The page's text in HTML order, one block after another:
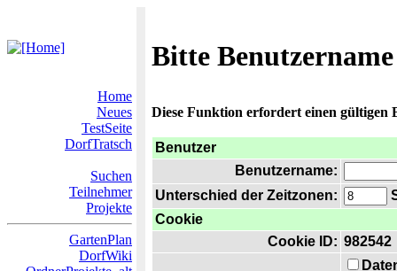
Bitte
Home
Neues
TestSeite
DorfTratsch
Suchen
Teilnehmer
Projekte
GartenPlan
DorfWiki
Diese Funktion erfordert einen gültigen
Benutzer
Benutzername:
Unterschied der Zeitzonen:
Cookie
Cookie ID: 982542